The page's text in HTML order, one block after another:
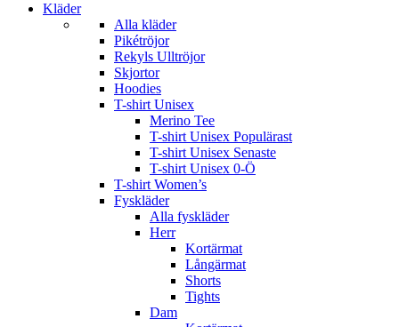
Kläder
Alla kläder
Pikétröjor
Rekyls Ulltröjor
Skjortor
Hoodies
T-shirt Unisex
Merino Tee
T-shirt Unisex Populärast
T-shirt Unisex Senaste
T-shirt Unisex 0-Ö
T-shirt Women’s
Fyskläder
Alla fyskläder
Herr
Kortärmat
Långärmat
Shorts
Tights
Dam